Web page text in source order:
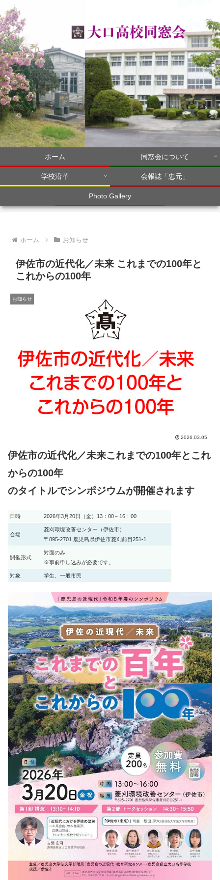
ホーム 同窓会について
学校沿革 会報誌「忠元」
Photo Gallery
ホーム お知らせ
伊佐市の近代化／未来 これまでの100年と
これからの100年
お知らせ
2026.03.05
伊佐市の近代化／未来これまでの100年とこれ
からの100年
のタイトルでシンポジウムが開催されます
日時 2026年3月20日（金）13：00～16：00
会場
菱刈環境改善センター（伊佐市）
〒895-2701 鹿児島県伊佐市菱刈前目251-1
開催形式
対面のみ
※事前申し込みが必要です。
対象 学生、一般市民